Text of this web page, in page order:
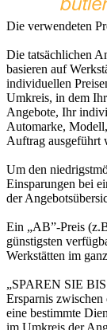
Die verwendeten
Die tatsächlichen
basieren auf
individuellen
Umkreis, in dem
Angebote, Ihr
Automarke,
Auftrag ausgeführt
Um den
Einsparungen bei
der
Ein „AB”-Preis
günstigsten
Werkstätten im
„SPAREN SIE
Ersparnis zwischen
eine bestimmte
im Umkreis der